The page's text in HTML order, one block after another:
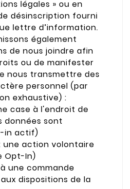
légales » ou en
désinscription fourni
lettre d’information.
également
de nous joindre afin
ou de manifester
nous transmettre des
personnel (par
exhaustive) :
case à l'endroit de
données sont
in actif)
une action volontaire
Opt-In)
une commande
dispositions de la